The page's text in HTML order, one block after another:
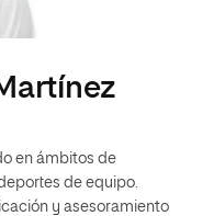
en ámbitos de
de equipo.
y asesoramiento